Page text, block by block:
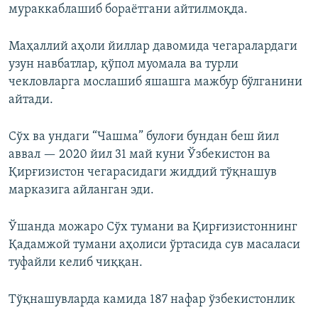
мураккаблашиб бораётгани айтилмоқда.
Маҳаллий аҳоли йиллар давомида чегаралардаги
узун навбатлар, қўпол муомала ва турли
чекловларга мослашиб яшашга мажбур бўлганини
айтади.
Сўх ва ундаги “Чашма” булоғи бундан беш йил
аввал — 2020 йил 31 май куни Ўзбекистон ва
Қирғизистон чегарасидаги жиддий тўқнашув
марказига айланган эди.
Ўшанда можаро Сўх тумани ва Қирғизистоннинг
Қадамжой тумани аҳолиси ўртасида сув масаласи
туфайли келиб чиққан.
Тўқнашувларда камида 187 нафар ўзбекистонлик